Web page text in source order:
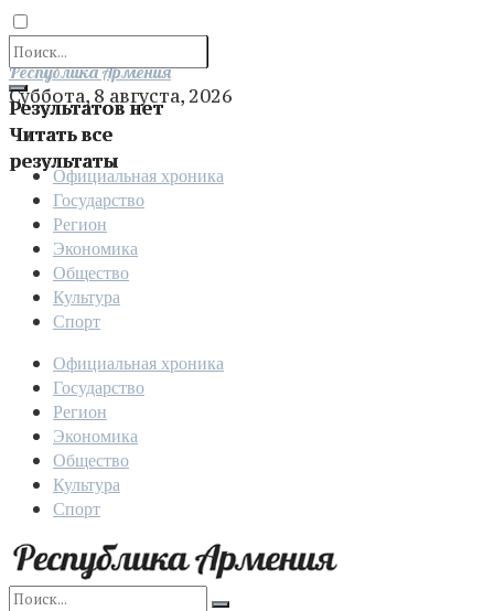
Результатов нет
Читать все
результаты
Отправить
Республика Армения
Суббота, 8 августа, 2026
Официальная хроника
Государство
Регион
Экономика
Общество
Культура
Спорт
Официальная хроника
Государство
Регион
Экономика
Общество
Культура
Спорт